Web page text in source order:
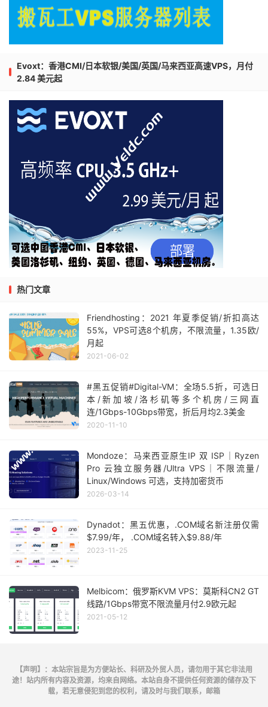
Evoxt：香港CMI/日本软银/美国/英国/马来西亚高速VPS，月付
2.84 美元起
热门文章
Friendhosting：2021 年夏季促销/折扣高达
55%，VPS可选8个机房，不限流量，1.35欧/
月起
2021-06-02
#黑五促销#Digital-VM：全场5.5折，可选日
本/新加坡/洛杉矶等多个机房/三网直
连/1Gbps-10Gbps带宽，折后月均2.3美金
2020-11-10
Mondoze：马来西亚原生IP 双 ISP｜Ryzen
Pro 云独立服务器/Ultra VPS｜不限流量/
Linux/Windows 可选，支持加密货币
2026-03-14
Dynadot：黑五优惠，.COM域名新注册仅需
$7.99/年， .COM域名转入$9.88/年
2023-11-25
Melbicom：俄罗斯KVM VPS：莫斯科CN2 GT
线路/1Gbps带宽不限流量月付2.9欧元起
2021-05-12
【声明】：本站宗旨是为方便站长、科研及外贸人员，请勿用于其它非法用
途！站内所有内容及资源，均来自网络。本站自身不提供任何资源的储存及下
载，若无意侵犯到您的权利，请及时与我们联系，邮箱